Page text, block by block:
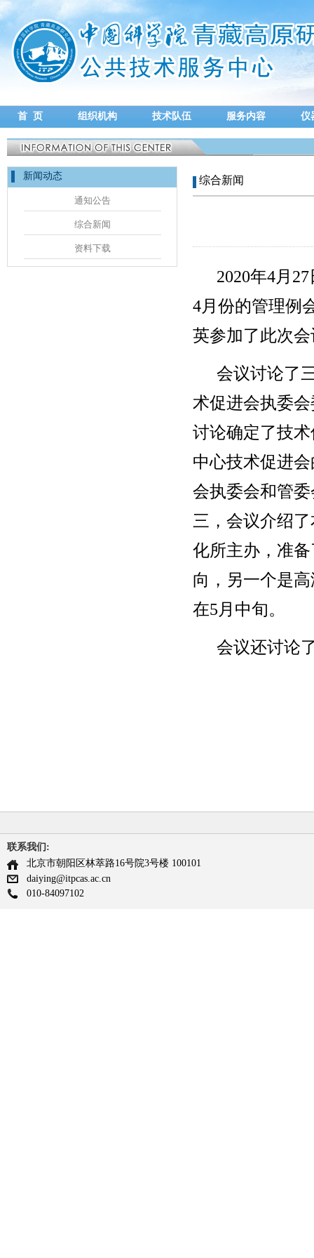
首 页 组织机构 技术队伍 服务内容 仪
新闻动态
通知公告
综合新闻
资料下载
综合新闻
2020年4月
4月份的管理例
英参加了此次
会议讨论了
术促进会执委
讨论确定了技
中心技术促进
会执委会和管
三，会议介绍
化所主办，准
向，另一个是
在5月中旬。
会议还讨论
联系我们:
北京市朝阳区林萃路16号院3号楼 100101
daiying@itpcas.ac.cn
010-84097102